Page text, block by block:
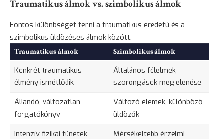
Traumatikus álmok vs. szimbolikus álmok
Fontos különbséget tenni a traumatikus eredetú és a
szimbolikus üldözéses álmok között.
Traumatikus álmok Szimbolikus álmok
Konkrét traumatikus
élmény ismétlődik
Általános félelmek,
szorongások megjelenése
Állandó, változatlan
forgatókönyv
Változó elemek, különböző
üldözők
Intenzív fizikai tünetek
Mérsékeltebb érzelmi